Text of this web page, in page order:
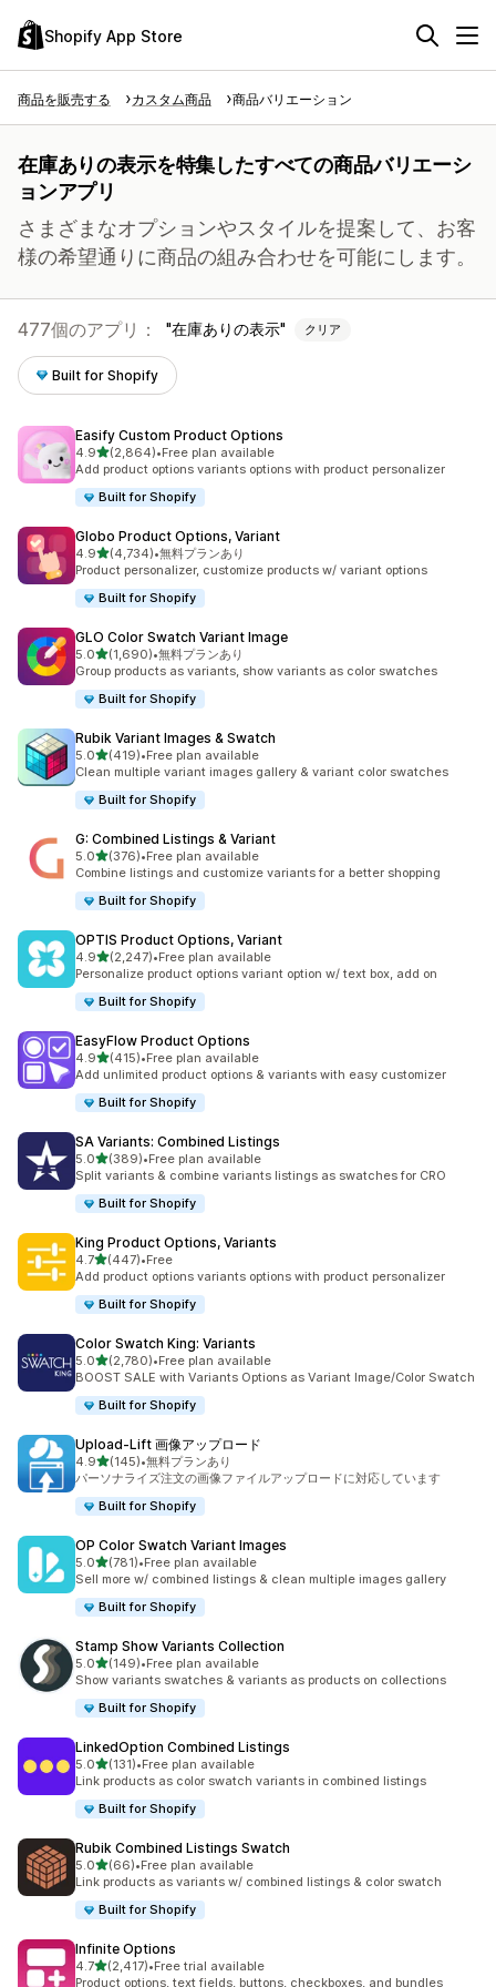
Shopify App Store
商品を販売する カスタム商品 商品バリエーション
在庫ありの表示を特集したすべての商品バリエーシ
ョンアプリ
さまざまなオプションやスタイルを提案して、お客
様の希望通りに商品の組み合わせを可能にします。
477個のアプリ： 在庫ありの表示 クリア
Built for Shopify
Easify Custom Product Options
4.95つ星中
(2,864)
合計レビュー数：2864件
•Free plan available
Add product options variants options with product personalizer
Built for Shopify
Globo Product Options, Variant
4.95つ星中
(4,734)
合計レビュー数：4734件
•無料プランあり
Product personalizer, customize products w/ variant options
Built for Shopify
GLO Color Swatch Variant Image
5.05つ星中
(1,690)
合計レビュー数：1690件
•無料プランあり
Group products as variants, show variants as color swatches
Built for Shopify
Rubik Variant Images & Swatch
5.05つ星中
(419)
合計レビュー数：419件
•Free plan available
Clean multiple variant images gallery & variant color swatches
Built for Shopify
G: Combined Listings & Variant
5.05つ星中
(376)
合計レビュー数：376件
•Free plan available
Combine listings and customize variants for a better shopping
Built for Shopify
OPTIS Product Options, Variant
4.95つ星中
(2,247)
合計レビュー数：2247件
•Free plan available
Personalize product options variant option w/ text box, add on
Built for Shopify
EasyFlow Product Options
4.95つ星中
(415)
合計レビュー数：415件
•Free plan available
Add unlimited product options & variants with easy customizer
Built for Shopify
SA Variants: Combined Listings
5.05つ星中
(389)
合計レビュー数：389件
•Free plan available
Split variants & combine variants listings as swatches for CRO
Built for Shopify
King Product Options, Variants
4.75つ星中
(447)
合計レビュー数：447件
•Free
Add product options variants options with product personalizer
Built for Shopify
Color Swatch King: Variants
5.05つ星中
(2,780)
合計レビュー数：2780件
•Free plan available
BOOST SALE with Variants Options as Variant Image/Color Swatch
Built for Shopify
Upload‑Lift 画像アップロード
4.95つ星中
(145)
合計レビュー数：145件
•無料プランあり
パーソナライズ注文の画像ファイルアップロードに対応しています
Built for Shopify
OP Color Swatch Variant Images
5.05つ星中
(781)
合計レビュー数：781件
•Free plan available
Sell more w/ combined listings & clean multiple images gallery
Built for Shopify
Stamp Show Variants Collection
5.05つ星中
(149)
合計レビュー数：149件
•Free plan available
Show variants swatches & variants as products on collections
Built for Shopify
LinkedOption Combined Listings
5.05つ星中
(131)
合計レビュー数：131件
•Free plan available
Link products as color swatch variants in combined listings
Built for Shopify
Rubik Combined Listings Swatch
5.05つ星中
(66)
合計レビュー数：66件
•Free plan available
Link products as variants w/ combined listings & color swatch
Built for Shopify
Infinite Options
4.75つ星中
(2,417)
合計レビュー数：2417件
•Free trial available
Product options, text fields, buttons, checkboxes, and bundles